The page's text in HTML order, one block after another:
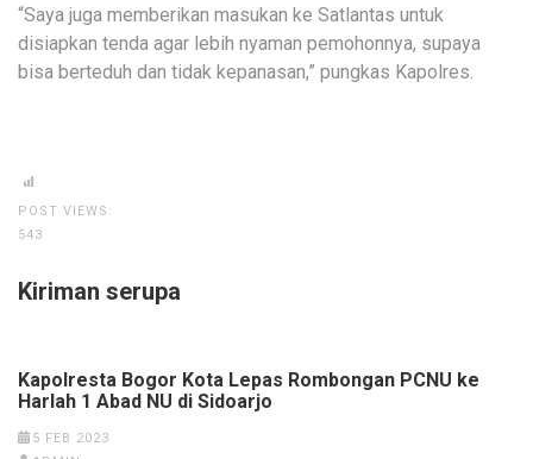
“Saya juga memberikan masukan ke Satlantas untuk
disiapkan tenda agar lebih nyaman pemohonnya, supaya
bisa berteduh dan tidak kepanasan,” pungkas Kapolres.
POST VIEWS:
543
Kiriman serupa
Kapolresta Bogor Kota Lepas Rombongan PCNU ke
Harlah 1 Abad NU di Sidoarjo
5 FEB 2023